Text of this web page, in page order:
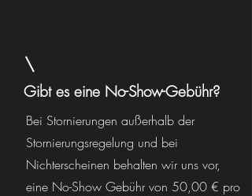
Gibt es eine No-Show-Gebühr?
Bei Stornierungen außerhalb der
Stornierungsregelung und bei
Nichterscheinen behalten wir uns vor,
eine No-Show Gebühr von 50,00 € pro